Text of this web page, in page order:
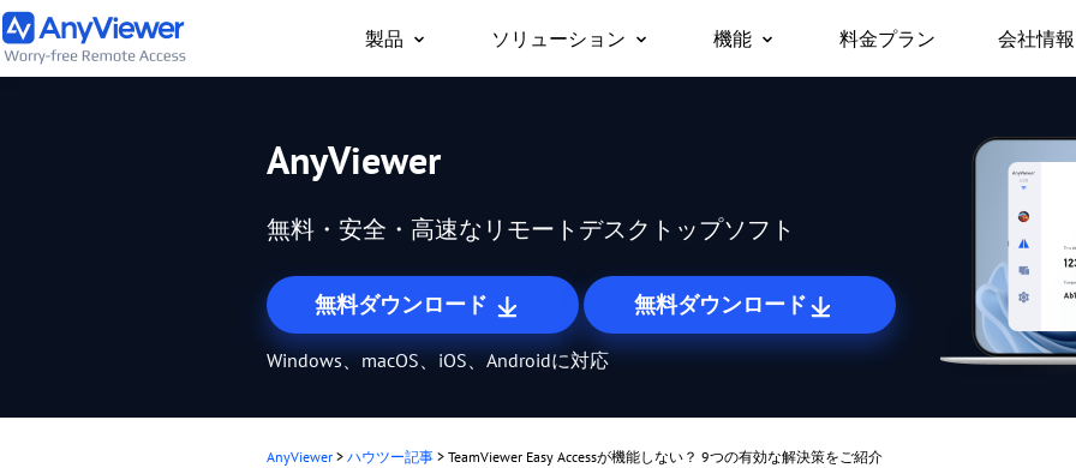
製品
セス
管理
対応デバイス
ソリューション
どこからでも自分のPCに接続
リモートサポート
遠隔でお客様のITトラブルを解決
リモートワーク
オフィスと同じようにリモートで働く
リモートゲーム
どこからでもゲームをプレイ
機能
許可なしでリモートデバイスにアクセス
デバイス間でワイヤレスに画面を共有
ファイル転送
デバイス間でファイルを高速転送
プライバシーモード
画面の壁
たくさんの画面を一度にまとめて管理
料金プラン 会社情報
サポ
セキ
AnyViewer
無料・安全・高速なリモートデスクトップソフト
無料ダウンロード 無料ダウンロード
Windows、macOS、iOS、Androidに対応
AnyViewer > ハウツー記事 > TeamViewer Easy Accessが機能しない？ 9つの有効な解決策をご紹介